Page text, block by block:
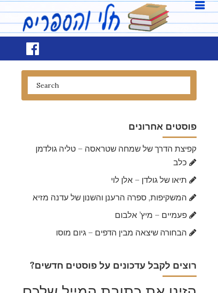
פוסטים אחרונים
קפיצת הדרך של שמחה שטראסה – טליה גולדמן
כלב
תיאו של גולדן – אלן לוי
המשקיפות, ספרה הרענן והשנון של עדנה מזיא
פעמיים – מיץ’ אלבום
הבחורה שיצאה מבין הדפים – גיום מוסו
?רוצים לקבל עדכונים על פוסטים חדשים